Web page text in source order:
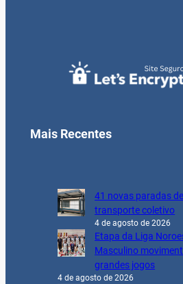
Mais Recentes
41 novas paradas
transporte coletivo
4 de agosto de 2026
Etapa da Liga
Masculino
grandes jogos
4 de agosto de 2026